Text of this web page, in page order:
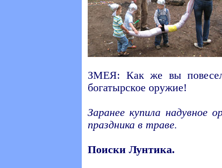
ЗМЕЯ: Как же вы
богатырское оружие!
Заранее купила надувное
праздника в траве.
Поиски Лунтика.